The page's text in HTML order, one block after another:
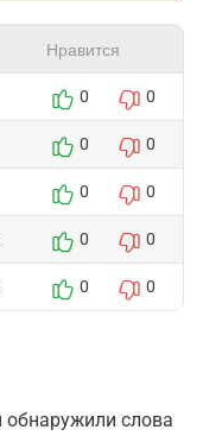
Нравится
0 0
0 0
0 0
0 0
0 0
слова